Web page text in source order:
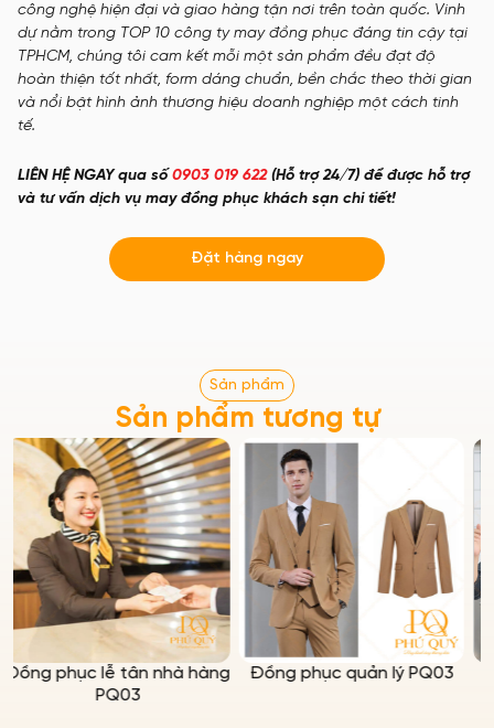
công nghệ hiện đại và giao hàng tận nơi trên toàn quốc. Vinh
dự nằm trong TOP 10 công ty may đồng phục đáng tin cậy tại
TPHCM, chúng tôi cam kết mỗi một sản phẩm đều đạt độ
hoàn thiện tốt nhất, form dáng chuẩn, bền chắc theo thời gian
và nổi bật hình ảnh thương hiệu doanh nghiệp một cách tinh
tế.
LIÊN HỆ NGAY qua số 0903 019 622(Hỗ trợ 24/7) để được hỗ trợ
và tư vấn dịch vụ may đồng phục khách sạn chi tiết!
Đặt hàng ngay
Sản phẩm
Sản phẩm tương tự
hàng Đồng phục quản lý PQ03 Đồng Phục Bếp